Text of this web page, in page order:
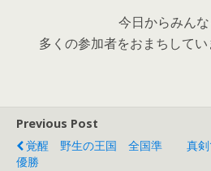
今日からみんな
多くの参加者をおまちしてい
Previous Post
覚醒 野生の王国 全国準
優勝
真